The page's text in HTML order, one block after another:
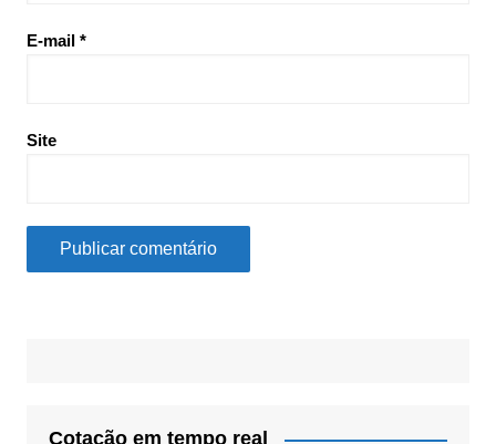
E-mail *
Site
Cotação em tempo real